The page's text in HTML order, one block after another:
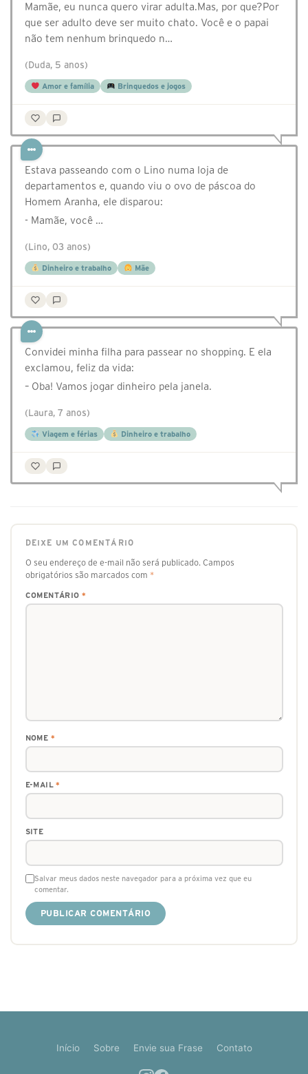
Mamãe, eu nunca quero virar adulta.Mas, por que?Por
que ser adulto deve ser muito chato. Você e o papai
não tem nenhum brinquedo n…
(Duda, 5 anos)
Amor e família Brinquedos e jogos
Estava passeando com o Lino numa loja de
departamentos e, quando viu o ovo de páscoa do
Homem Aranha, ele disparou:
- Mamãe, você …
(Lino, 03 anos)
Dinheiro e trabalho Mãe
Convidei minha filha para passear no shopping. E ela
exclamou, feliz da vida:
– Oba! Vamos jogar dinheiro pela janela.
(Laura, 7 anos)
Viagem e férias Dinheiro e trabalho
DEIXE UM COMENTÁRIO
O seu endereço de e-mail não será publicado. Campos
obrigatórios são marcados com *
COMENTÁRIO *
NOME *
E-MAIL*
SITE
Salvar meus dados neste navegador para a próxima vez que eu
comentar.
Início Sobre Envie sua Frase Contato